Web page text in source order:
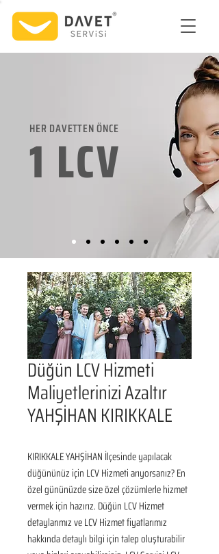
HER DAVETTEN ÖNCE
1 LCV
Düğün LCV Hizmeti
Maliyetlerinizi Azaltır
YAHŞİHAN KIRIKKALE
KIRIKKALE YAHŞİHAN İlçesinde yapılacak
düğününüz için LCV Hizmeti arıyorsanız? En
özel gününüzde size özel çözümlerle hizmet
vermek için hazırız. Düğün LCV Hizmet
detaylarımız ve LCV Hizmet fiyatlarımız
hakkında detaylı bilgi için talep oluşturabilir